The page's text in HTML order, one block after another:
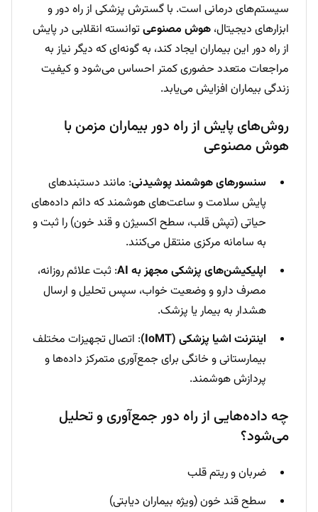
سیستم‌های درمانی است. با گسترش پزشکی از راه دور و
ابزارهای دیجیتال، هوش مصنوعیتوانسته انقلابی در پایش
از راه دور این بیماران ایجاد کند، به گونه‌ای که دیگر نیاز به
مراجعات متعدد حضوری کمتر احساس می‌شود و کیفیت
زندگی بیماران افزایش می‌یابد.
روش‌های پایش از راه دور بیماران مزمن با
هوش مصنوعی
سنسورهای هوشمند پوشیدنی: مانند دستبندهای
پایش سلامت و ساعت‌های هوشمند که دائم داده‌های
حیاتی (تپش قلب، سطح اکسیژن و قند خون) را ثبت و
به سامانه مرکزی منتقل می‌کنند.
اپلیکیشن‌های پزشکی مجهز به AI
: ثبت علائم روزانه،
مصرف دارو و وضعیت خواب، سپس تحلیل و ارسال
هشدار به بیمار یا پزشک.
اینترنت اشیا پزشکی (IoMT)
: اتصال تجهیزات مختلف
بیمارستانی و خانگی برای جمع‌آوری متمرکز داده‌ها و
پردازش هوشمند.
چه داده‌هایی از راه دور جمع‌آوری و تحلیل
می‌شود؟
ضربان و ریتم قلب
سطح قند خون (ویژه بیماران دیابتی)